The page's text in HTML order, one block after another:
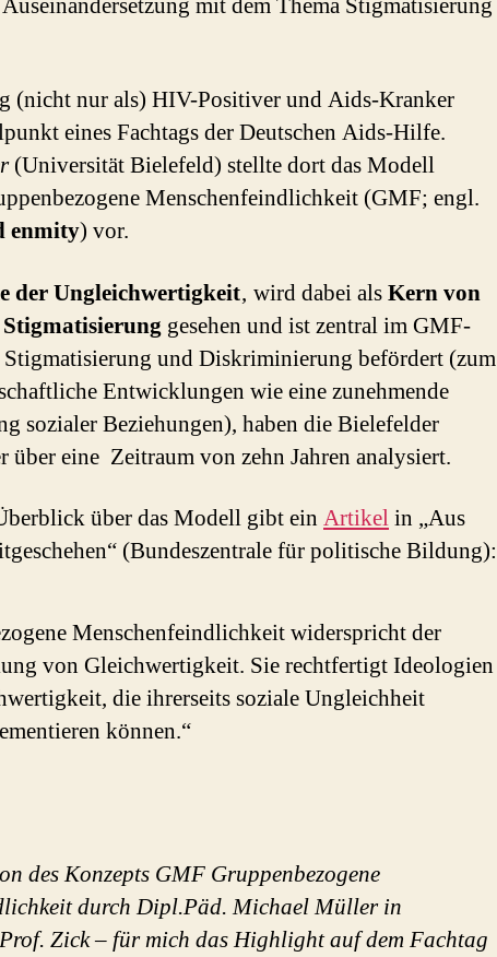
mit dem Thema Stigmatisierung
(nicht nur als) HIV-Positiver und Aids-Kranker
eines Fachtags der Deutschen Aids-Hilfe.
(Universität Bielefeld) stellte dort das Modell
Menschenfeindlichkeit (GMF; engl.
enmity) vor.
der Ungleichwertigkeit‚ wird dabei alsKern von
gesehen und ist zentral im GMF-
Stigmatisierung und Diskriminierung befördert (zum
Entwicklungen wie eine zunehmende
sozialer Beziehungen), haben die Bielefelder
über eine Zeitraum von zehn Jahren analysiert.
über das Modell gibt ein Artikelin „Aus
(Bundeszentrale für politische Bildung):
Menschenfeindlichkeit widerspricht der
von Gleichwertigkeit. Sie rechtfertigt Ideologien
die ihrerseits soziale Ungleichheit
können.“
des Konzepts GMF Gruppenbezogene
durch Dipl.Päd. Michael Müller in
Zick – für mich das Highlight auf dem Fachtag